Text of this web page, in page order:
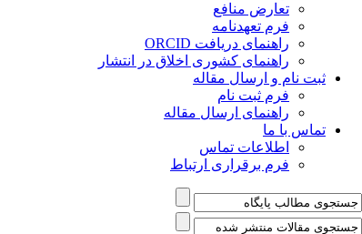
تعارض منافع
فرم تعهدنامه
راهنمای دریافت ORCID
راهنمای کشوری اخلاق در انتشار
ثبت نام و ارسال مقاله
فرم ثبت نام
راهنمای ارسال مقاله
تماس با ما
اطلاعات تماس
فرم برقراری ارتباط